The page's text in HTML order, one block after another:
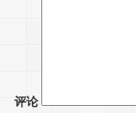
评论